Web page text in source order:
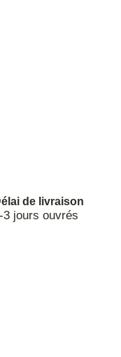
de livraison
3 jours ouvrés